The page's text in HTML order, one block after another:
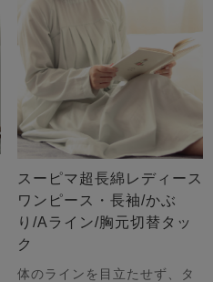
スーピマ超長綿レディース
ワンピース・長袖/かぶ
り/Aライン/胸元切替タッ
ク
体のラインを目立たせず、タ